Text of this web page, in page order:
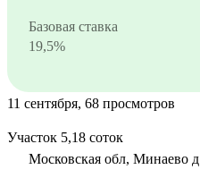
Базовая ставка
19,5%
11 сентября, 68 просмотров
Участок 5,18 соток
Московская обл, Минаево д